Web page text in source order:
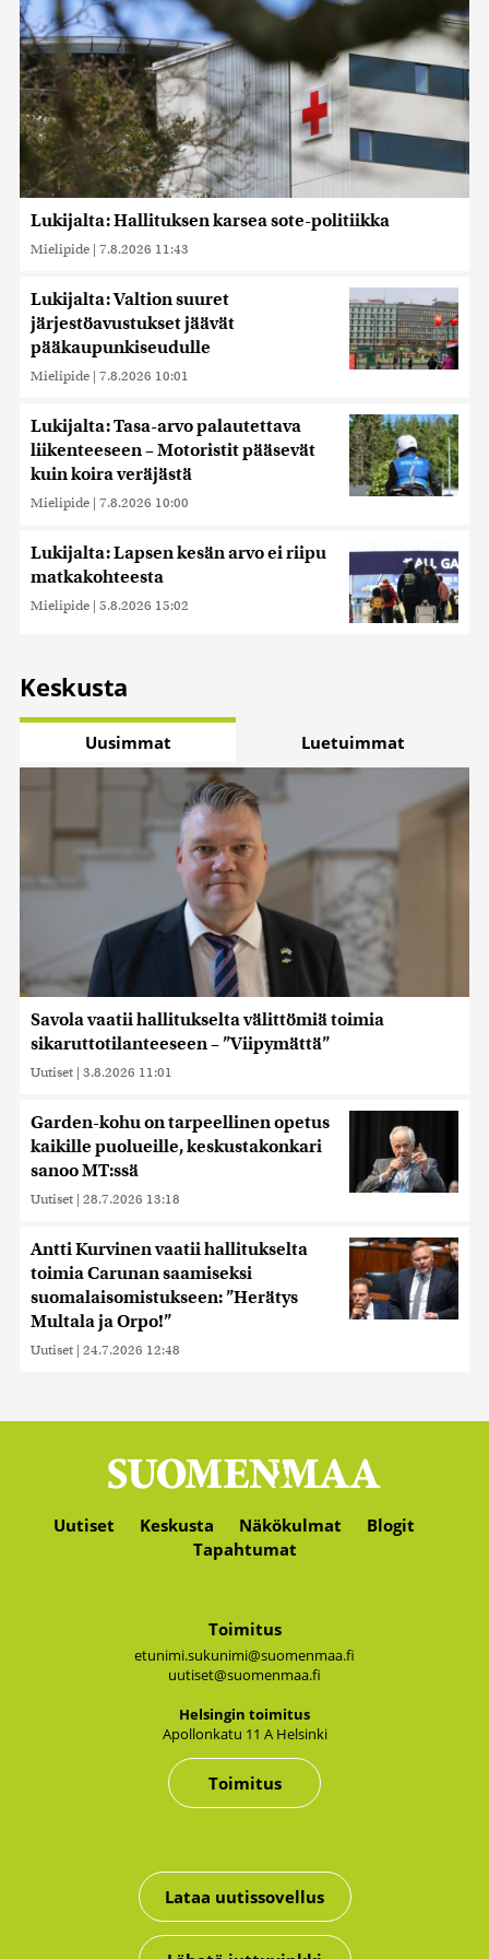
Lukijalta: Hallituksen karsea sote-politiikka
Mielipide | 7.8.2026 11:43
Lukijalta: Valtion suuret
järjestöavustukset jäävät
pääkaupunkiseudulle
Mielipide | 7.8.2026 10:01
Lukijalta: Tasa-arvo palautettava
liikenteeseen – Motoristit pääsevät
kuin koira veräjästä
Mielipide | 7.8.2026 10:00
Lukijalta: Lapsen kesän arvo ei riipu
matkakohteesta
Mielipide | 5.8.2026 15:02
Keskusta
Uusimmat Luetuimmat
Savola vaatii hallitukselta välittömiä toimia
sikaruttotilanteeseen – ”Viipymättä”
Uutiset | 3.8.2026 11:01
Garden-kohu on tarpeellinen opetus
kaikille puolueille, keskustakonkari
sanoo MT:ssä
Uutiset | 28.7.2026 13:18
Antti Kurvinen vaatii hallitukselta
toimia Carunan saamiseksi
suomalaisomistukseen: ”Herätys
Multala ja Orpo!”
Uutiset | 24.7.2026 12:48
Uutiset Keskusta Näkökulmat
Blogit
Tapahtumat
Toimitus
etunimi.sukunimi@suomenmaa.fi
uutiset@suomenmaa.fi
Hel­sin­gin toi­mi­tus
Apol­lon­ka­tu 11 A Hel­sin­ki
Toimitus
Lataa uutissovellus